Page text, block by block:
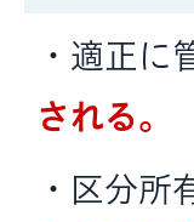
・適正に
される。
・区分所